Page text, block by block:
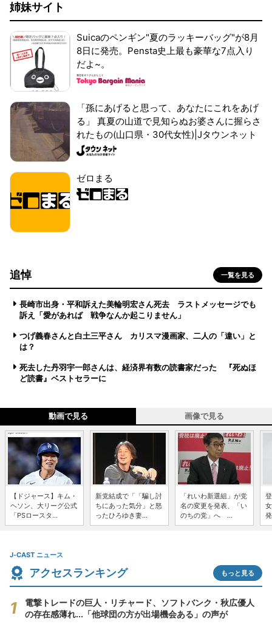
姉妹サイト
Suicaのペンギン"夏のラッキーバッグ"が8月
8日に発売。Pensta史上最も豪華な7点入り
だよ~。
「孫にあげると思って、あなたにこれをあげ
る」 真夏の山道で見知らぬお婆さんに握らさ
れたもの(山口県・30代女性)|Jタウンネット
ゼロまる
追悼 一覧を見る
長崎市出身・平和訴えた美輪明宏さん死去 ラストメッセージでも
訴え「愛があれば 戦争なんか起こりません」
つげ義春さんと白土三平さん カリスマ漫画家、二人の「違い」と
は？
死去した丹羽宇一郎さんは、経済界有数の読書家だった 『死ぬほ
ど読書』ベストセラーに
動画で見る 画像で見る
【ドジャース】キム・
ヘソン、大リーグ公式
「PSロースタ...
新党結成で「「騙し討
ちにあった気分」と怒
ったひろゆき妻...
「れいわ新選組」が党
名の変更を発表、「い
のちの党」へ ...
J-CAST ニュース
アクセスランキング もっと見る
電撃トレードの巨人・リチャード、ソフトバンク・秋広優人
の存在感薄れ...「他球団の方が出場機会ある」の声が